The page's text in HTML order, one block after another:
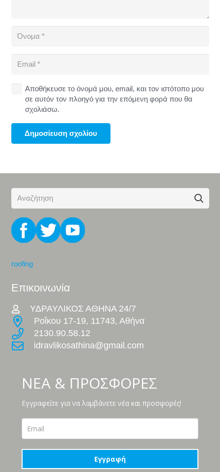
Αποθήκευσε το όνομά μου, email, και τον ιστότοπο μου
σε αυτόν τον πλοηγό για την επόμενη φορά που θα
σχολιάσω.
Δημοσίευση σχολίου
roofing
Επικοινωνία
ΥΔΡΑΥΛΙΚΟΣ ΑΘΗΝΑ 24/7
Ροΐκου 17-19, 11743, Αθήνα
2130.90.58.12
idravlikosathina@gmail.com
ΝΕΑ & ΠΡΟΣΦΟΡΕΣ
Εγγραφείτε για να λαμβάνετε νέα και προσφορές!
Εγγραφή